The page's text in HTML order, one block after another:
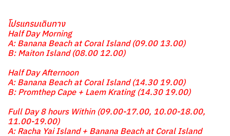
โปรแกรมเดินทาง
Half Day Morning
A: Banana Beach at Coral Island (09.00 13.00)
B: Maiton Island (08.00 12.00)
Half Day Afternoon
A: Banana Beach at Coral Island (14.30 19.00)
B: Promthep Cape + Laem Krating (14.30 19.00)
Full Day 8 hours Within (09.00-17.00, 10.00-18.00,
11.00-19.00)
A: Racha Yai Island + Banana Beach at Coral Island